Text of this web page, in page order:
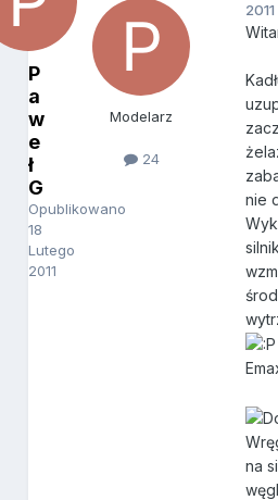
P
a
w
e
ł
G
Opublikowano
18
Lutego
2011
Modelarz
24
2011
nie
na